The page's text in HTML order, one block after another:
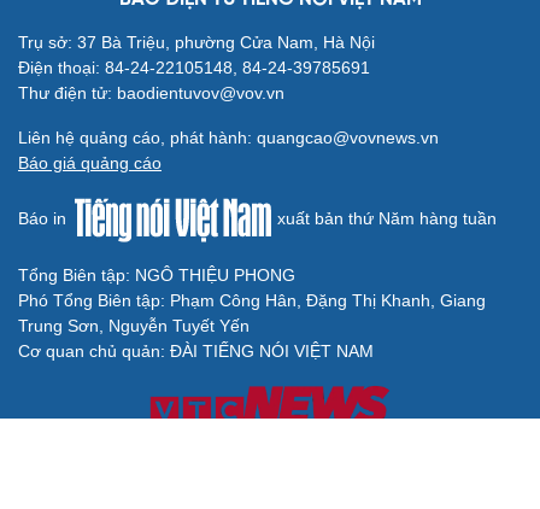
Trụ sở: 37 Bà Triệu, phường Cửa Nam, Hà Nội
Điện thoại: 84-24-22105148, 84-24-39785691
Thư điện tử: baodientuvov@vov.vn
Liên hệ quảng cáo, phát hành: quangcao@vovnews.vn
Báo giá quảng cáo
Báo in xuất bản thứ Năm hàng tuần
Tổng Biên tập: NGÔ THIỆU PHONG
Phó Tổng Biên tập: Phạm Công Hân, Đặng Thị Khanh, Giang
Trung Sơn, Nguyễn Tuyết Yến
Cơ quan chủ quản: ĐÀI TIẾNG NÓI VIỆT NAM